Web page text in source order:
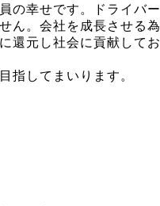
の幸せです。ドライバ
ん。会社を成長させる
還元し社会に貢献して
指してまいります。